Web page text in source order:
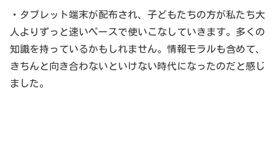
・タブレット端末が配布され、子どもたちの方が私たち大
人よりずっと速いペースで使いこなしていきます。多くの
知識を持っているかもしれません。情報モラルも含めて、
きちんと向き合わないといけない時代になったのだと感じ
ました。